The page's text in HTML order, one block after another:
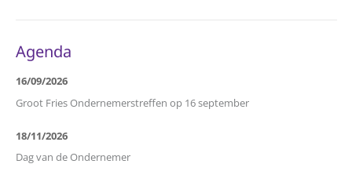
Agenda
16/09/2026
Groot Fries Ondernemerstreffen op 16 september
18/11/2026
Dag van de Ondernemer